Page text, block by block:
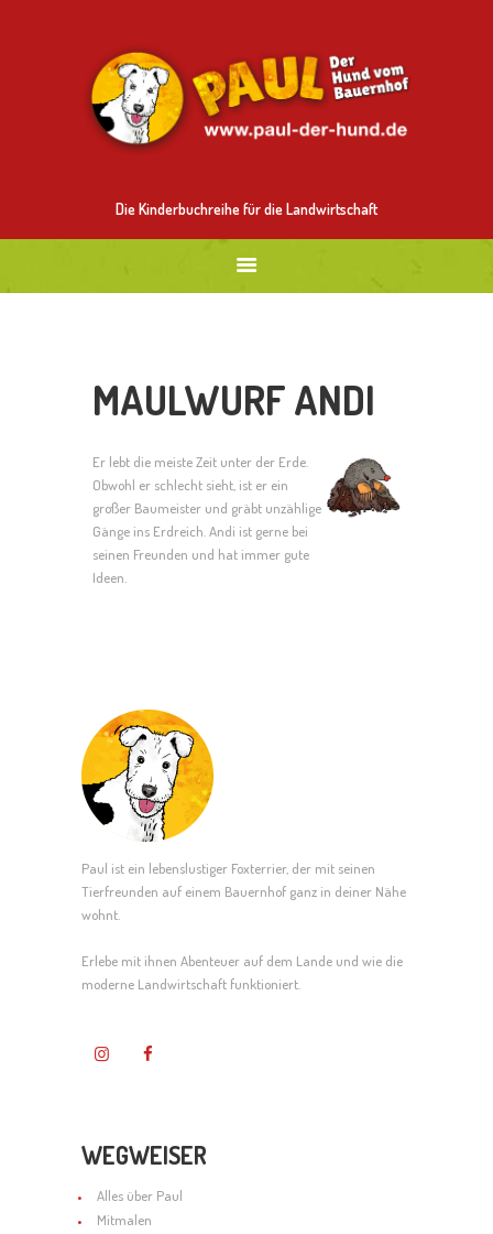
Die Kinderbuchreihe für die Landwirtschaft
MITMALEN
BESTELLEN
BILDER
MAULWURF ANDI
Er lebt die meiste Zeit unter der Erde.
Obwohl er schlecht sieht, ist er ein
großer Baumeister und gräbt unzählige
Gänge ins Erdreich. Andi ist gerne bei
seinen Freunden und hat immer gute
Ideen.
Paul ist ein lebenslustiger Foxterrier, der mit seinen
Tierfreunden auf einem Bauernhof ganz in deiner Nähe
wohnt.
Erlebe mit ihnen Abenteuer auf dem Lande und wie die
moderne Landwirtschaft funktioniert.
WEGWEISER
Alles über Paul
Mitmalen